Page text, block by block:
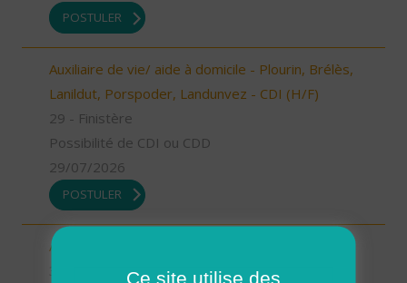
POSTULER
Auxiliaire de vie/ aide à domicile - Plourin, Brélès,
Lanildut, Porspoder, Landunvez - CDI (H/F)
29 - Finistère
Possibilité de CDI ou CDD
29/07/2026
POSTULER
Auxiliaire de vie BEDARIEUX (H/F)
Ce site utilise des